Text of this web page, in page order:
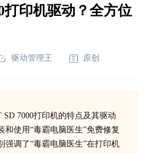
打印机驱动？全方位
驱动管理王 原创
SD 7000打印机的特点及其驱动
和使用“毒霸电脑医生”免费修复
强调了“毒霸电脑医生”在打印机